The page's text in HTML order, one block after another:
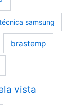
samsung
brastemp
vista